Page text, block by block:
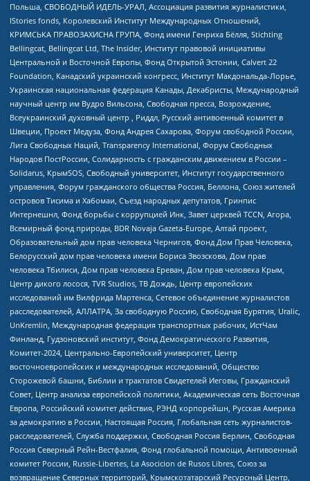
Польша, СВОБОДНЫЙ ИДЕЛЬ-УРАЛ, Ассоциация развития журналистики,
IStories fonds, Королевский Институт Международных Отношений,
КРИМСЬКА ПРАВОЗАХИСНА ГРУПА, Фонд имени Генриха Бёлля, Stichting
Bellingcat, Bellingcat Ltd, The Insider, Институт правовой инициативы
Центральной и Восточной Европы, Фонд Открытой Эстонии, Calvert 22
Foundation, Канадский украинский конгресс, Институт Макдональда-Лорье,
Украинская национальная федерация Канады, Декабристы, Международный
научный центр им Вудро Вильсона, Свободная пресса, Возрождение,
Всеукраинский духовный центр , Риддл, Русский антивоенный комитет в
Швеции, Проект Медуза, Фонд Андрея Сахарова, Форум свободной России,
Лига Свободных Наций, Transparеncy International, Форум Свободных
Народов ПостРоссии, Солидарность с гражданским движением в России –
Solidarus, КрымSOS, Свободный университет, Институт государственного
управления, Форум гражданского общества Россия, Беллона, Союз жителей
островов Тисима и Хабомаи, Съезд народных депутатов, Гринпис
Интернешнл, Фонд борьбы с коррупцией Инк, Завет церквей TCCN, Агора,
Всемирный фонд природы, BDR Novaja Gazeta-Europe, Алтай проект,
Образовательный дом прав человека Чернигов, Фонд Дом Прав Человека,
Белорусский дом прав человека имени Бориса Звозскова, Дом прав
человека Тбилиси, Дом прав человека Ереван, Дом прав человека Крым,
Центр дикого лосося, TVR Studios, ТВ Дождь, Центр европейских
исследований им Вилфрида Мартенса, Сетевое объединение журналистов
расследователей, АЛЛАТРА, За свободную Россию, Свободная Бурятия, Uralic,
UnKremlin, Международная федерация транспортных рабочих, ИстЧам
Финланд, Гудзоновский институт, Фонд Демократического Развития,
Комитет-2024, Центрально-Европейский университет, Центр
восточноевропейских и международных исследований, Общество
Сторожевой башни, Библии и трактатов Свидетелей Иеговы, Гражданский
Совет, Центр анализа европейской политики, Академическая сеть Восточная
Европа, Российский комитет действия, РЭНД корпорейшн, Русская Америка
за демократию в России, Настоящая Россия, Глобальная сеть журналистов-
расследователей, Служба поддержки, Свободная Россия Берлин, Свободная
Россия Северный Рейн-Вестфалия, Фонд глобальной помощи, Антивоенный
комитет России, Russie-Libertes, La Asocicion de Rusos Libres, Союз за
возвращение Северных территорий, Крымскотатарский Ресурсный Центр,